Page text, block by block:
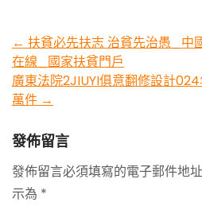
Post
navigation
← 扶貧必先扶志 治貧先治愚_中
在線_國家扶貧門戶
廣東法院2JIUYI俱意翻修設計
萬件 →
發佈留言
發佈留言必須填寫的電子郵件地
示為 *